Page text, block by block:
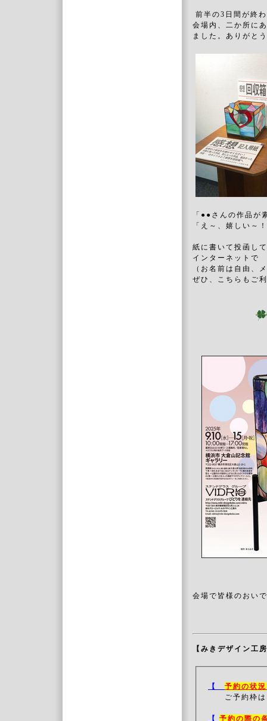
前半の3日間が終
会場内、二か所に
ました。ありがと
「●●さんの作品
「え～、嬉しい～
紙に書いて投函し
インターネットで
（お名前は自由、
ぜひ、こちらもご
会場で皆様のおい
【みきデザイン工
【 予約の状況
ご予約枠は
【 予約の際の